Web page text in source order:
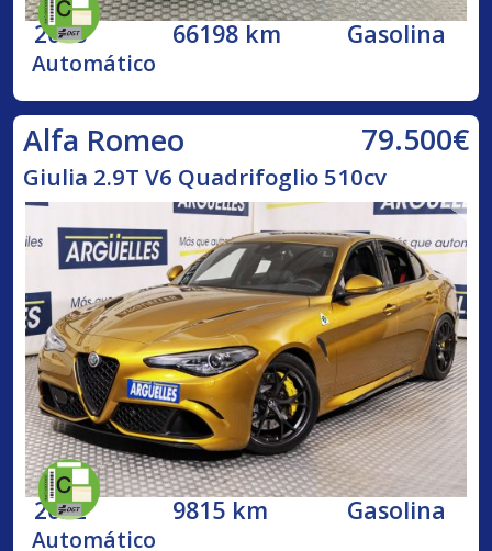
2018 66198 km Gasolina
Automático
Alfa Romeo 79.500€
Giulia 2.9T V6 Quadrifoglio 510cv
2022 9815 km Gasolina
Automático